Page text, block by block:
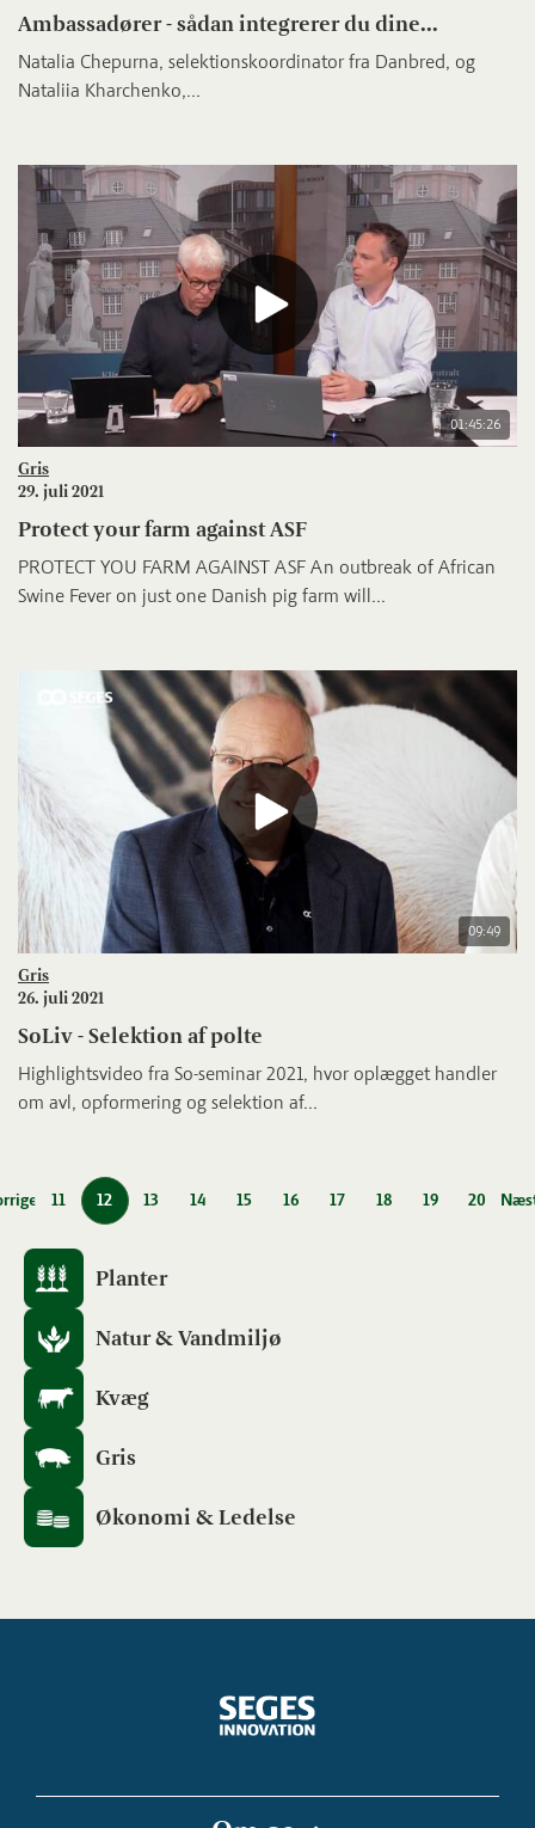
Ambassadører - sådan integrerer du dine...
Natalia Chepurna, selektionskoordinator fra Danbred, og
Nataliia Kharchenko,...
01:45:26
Gris
29. juli 2021
Protect your farm against ASF
PROTECT YOU FARM AGAINST ASF An outbreak of African
Swine Fever on just one Danish pig farm will...
09:49
Gris
26. juli 2021
SoLiv - Selektion af polte
Highlightsvideo fra So-seminar 2021, hvor oplægget handler
om avl, opformering og selektion af...
11 12 13 14 15 16 17 18 19 20
Planter
Natur & Vandmiljø
Kvæg
Gris
Økonomi & Ledelse